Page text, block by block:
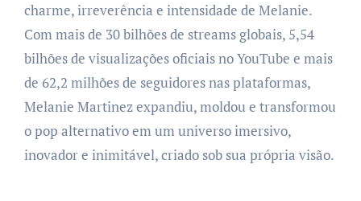
charme, irreverência e intensidade de Melanie.
Com mais de 30 bilhões de streams globais, 5,54
bilhões de visualizações oficiais no YouTube e mais
de 62,2 milhões de seguidores nas plataformas,
Melanie Martinez expandiu, moldou e transformou
o pop alternativo em um universo imersivo,
inovador e inimitável, criado sob sua própria visão.